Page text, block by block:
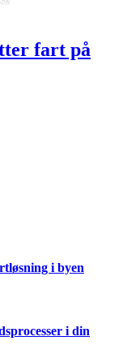
fart på
i byen
i din